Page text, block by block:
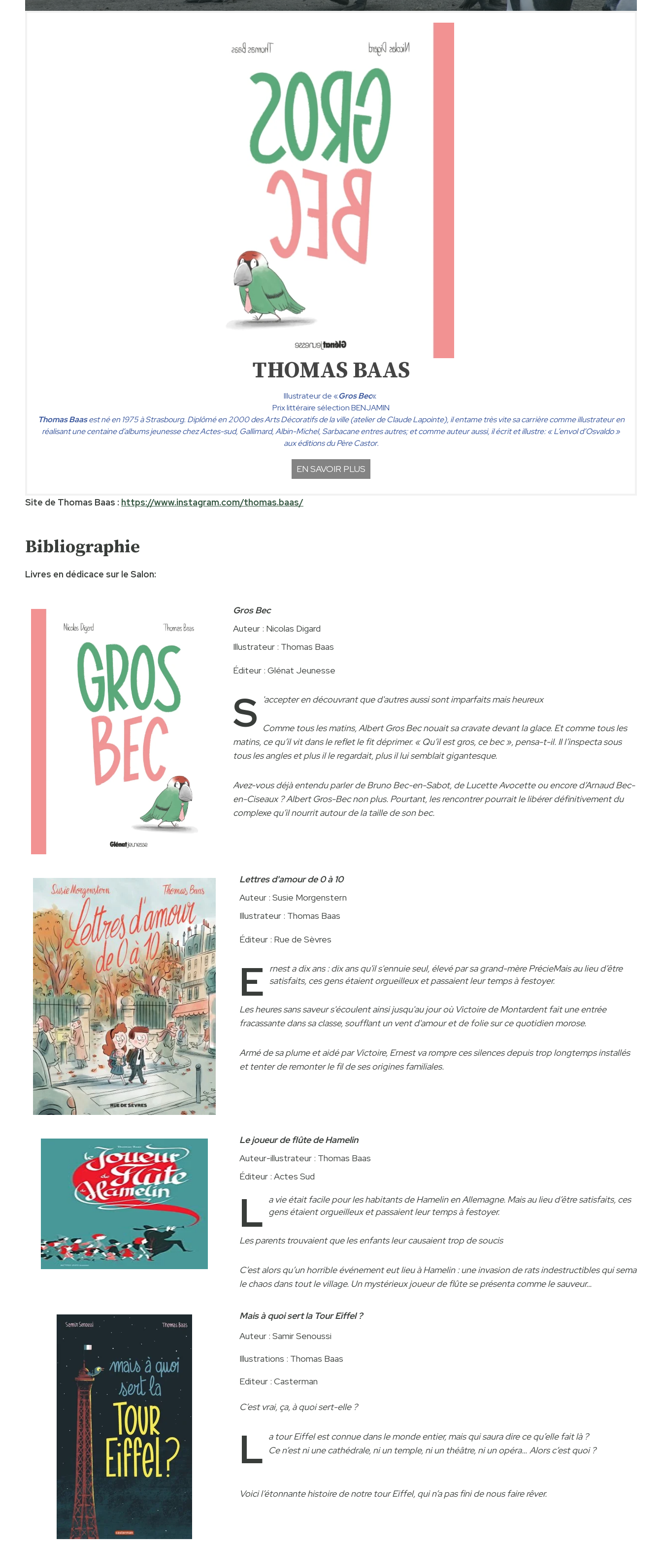
THOMAS BAAS
Illustrateur de «Gros Bec«
Prix littéraire sélection BENJAMIN
Thomas Baasest né en 1975 à Strasbourg. Diplômé en 2000 des Arts Décoratifs de la ville (atelier de Claude Lapointe), il entame très vite sa carrière comme illustrateur en
réalisant une centaine d’albums jeunesse chez Actes-sud, Gallimard, Albin-Michel, Sarbacane entres autres; et comme auteur aussi, il écrit et illustre: « L’envol d’Osvaldo »
aux éditions du Père Castor.
EN SAVOIR PLUS
Site de Thomas Baas : https://www.instagram.com/thomas.baas/
Bibliographie
Livres en dédicace sur le Salon:
Gros Bec
Auteur : Nicolas Digard
Illustrateur : Thomas Baas
Éditeur : Glénat Jeunesse
S 'accepter en découvrant que d'autres aussi sont imparfaits mais heureux
Comme tous les matins, Albert Gros Bec nouait sa cravate devant la glace. Et comme tous les
matins, ce qu’il vit dans le reflet le fit déprimer. « Qu’il est gros, ce bec », pensa-t-il. Il l’inspecta sous
tous les angles et plus il le regardait, plus il lui semblait gigantesque.
Avez-vous déjà entendu parler de Bruno Bec-en-Sabot, de Lucette Avocette ou encore d’Arnaud Bec-
en-Ciseaux ? Albert Gros-Bec non plus. Pourtant, les rencontrer pourrait le libérer définitivement du
complexe qu’il nourrit autour de la taille de son bec.
Lettres d'amour de 0 à 10
Auteur : Susie Morgenstern
Illustrateur : Thomas Baas
Éditeur : Rue de Sèvres
E rnest a dix ans : dix ans qu'il s'ennuie seul, élevé par sa grand-mère PrécieMais au lieu d’être
satisfaits, ces gens étaient orgueilleux et passaient leur temps à festoyer.
Les heures sans saveur s'écoulent ainsi jusqu'au jour où Victoire de Montardent fait une entrée
fracassante dans sa classe, soufflant un vent d'amour et de folie sur ce quotidien morose.
Armé de sa plume et aidé par Victoire, Ernest va rompre ces silences depuis trop longtemps installés
et tenter de remonter le fil de ses origines familiales.
Le joueur de flûte de Hamelin
Auteur-illustrateur : Thomas Baas
Éditeur : Actes Sud
L a vie était facile pour les habitants de Hamelin en Allemagne. Mais au lieu d’être satisfaits, ces
gens étaient orgueilleux et passaient leur temps à festoyer.
Les parents trouvaient que les enfants leur causaient trop de soucis
C’est alors qu’un horrible événement eut lieu à Hamelin : une invasion de rats indestructibles qui sema
le chaos dans tout le village. Un mystérieux joueur de flûte se présenta comme le sauveur…
Mais à quoi sert la Tour Eiffel ?
Auteur : Samir Senoussi
Illustrations : Thomas Baas
Editeur : Casterman
C’est vrai, ça, à quoi sert-elle ?
L a tour Eiffel est connue dans le monde entier, mais qui saura dire ce qu’elle fait là ?
Ce n’est ni une cathédrale, ni un temple, ni un théâtre, ni un opéra… Alors c’est quoi ?
Voici l’étonnante histoire de notre tour Eiffel, qui n’a pas fini de nous faire rêver.